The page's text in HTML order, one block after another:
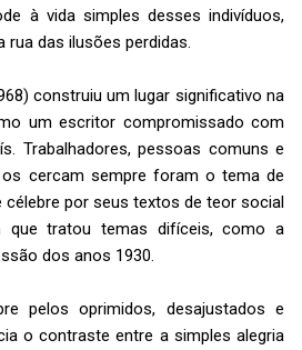
à vida simples desses indivíduos,
das ilusões perdidas.
construiu um lugar significativo na
um escritor compromissado com
Trabalhadores, pessoas comuns e
cercam sempre foram o tema de
célebre por seus textos de teor social
que tratou temas difíceis, como a
dos anos 1930.
pelos oprimidos, desajustados e
o contraste entre a simples alegria